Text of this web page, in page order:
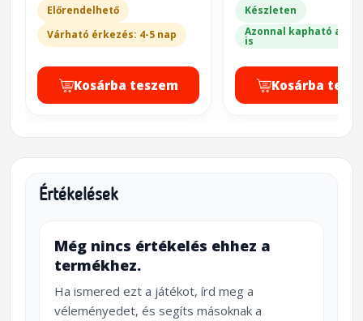
Előrendelhető
Várható érkezés: 4-5 nap
Kosárba teszem
Készleten
Azonnal kapható a
is
Kosárba
Értékelések
Még nincs értékelés ehhez a
termékhez.
Ha ismered ezt a játékot, írd meg a
véleményedet, és segíts másoknak a